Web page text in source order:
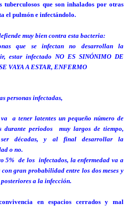
tuberculosos que son inhalados por otras
el pulmón e infectándolo.
muy bien contra esta bacteria:
que se infectan no desarrollan la
estar infectado NO ES SINÓNIMO DE
VAYA A ESTAR, ENFERMO
personas infectadas,
a tener latentes un pequeño número de
durante periodos
muy largos de tiempo,
ser décadas, y al final desarrollar la
o no.
5% de los infectados, la enfermedad va a
con gran probabilidad entre los dos meses y
posteriores a la infección.
en espacios cerrados y mal